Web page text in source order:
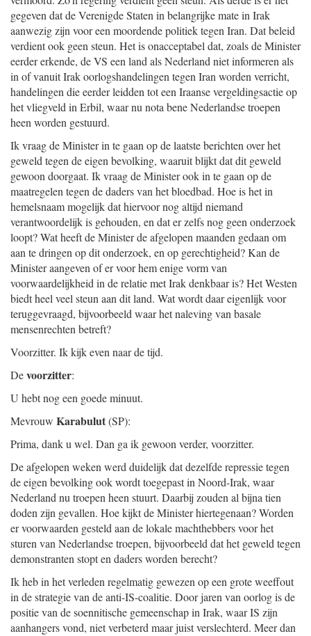
gegeven dat de Verenigde Staten in belangrijke mate in Irak
aanwezig zijn voor een moordende politiek tegen Iran. Dat beleid
verdient ook geen steun. Het is onacceptabel dat, zoals de Minister
eerder erkende, de VS een land als Nederland niet informeren als
in of vanuit Irak oorlogshandelingen tegen Iran worden verricht,
handelingen die eerder leidden tot een Iraanse vergeldingsactie op
het vliegveld in Erbil, waar nu nota bene Nederlandse troepen
heen worden gestuurd.
Ik vraag de Minister in te gaan op de laatste berichten over het
geweld tegen de eigen bevolking, waaruit blijkt dat dit geweld
gewoon doorgaat. Ik vraag de Minister ook in te gaan op de
maatregelen tegen de daders van het bloedbad. Hoe is het in
hemelsnaam mogelijk dat hiervoor nog altijd niemand
verantwoordelijk is gehouden, en dat er zelfs nog geen onderzoek
loopt? Wat heeft de Minister de afgelopen maanden gedaan om
aan te dringen op dit onderzoek, en op gerechtigheid? Kan de
Minister aangeven of er voor hem enige vorm van
voorwaardelijkheid in de relatie met Irak denkbaar is? Het Westen
biedt heel veel steun aan dit land. Wat wordt daar eigenlijk voor
teruggevraagd, bijvoorbeeld waar het naleving van basale
mensenrechten betreft?
Voorzitter. Ik kijk even naar de tijd.
Devoorzitter:
U hebt nog een goede minuut.
Mevrouw Karabulut(SP):
Prima, dank u wel. Dan ga ik gewoon verder, voorzitter.
De afgelopen weken werd duidelijk dat dezelfde repressie tegen
de eigen bevolking ook wordt toegepast in Noord-Irak, waar
Nederland nu troepen heen stuurt. Daarbij zouden al bijna tien
doden zijn gevallen. Hoe kijkt de Minister hiertegenaan? Worden
er voorwaarden gesteld aan de lokale machthebbers voor het
sturen van Nederlandse troepen, bijvoorbeeld dat het geweld tegen
demonstranten stopt en daders worden berecht?
Ik heb in het verleden regelmatig gewezen op een grote weeffout
in de strategie van de anti-IS-coalitie. Door jaren van oorlog is de
positie van de soennitische gemeenschap in Irak, waar IS zijn
aanhangers vond, niet verbeterd maar juist verslechterd. Meer dan